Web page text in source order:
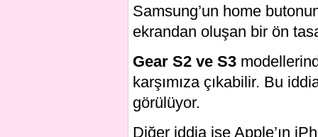
Samsung’un home
ekrandan oluşan bir ön
Gear S2 ve S3
karşımıza çıkabilir. Bu
görülüyor.
Diğer iddia ise Apple’ın